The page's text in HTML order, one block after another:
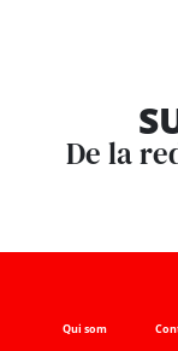
De la
Qui som